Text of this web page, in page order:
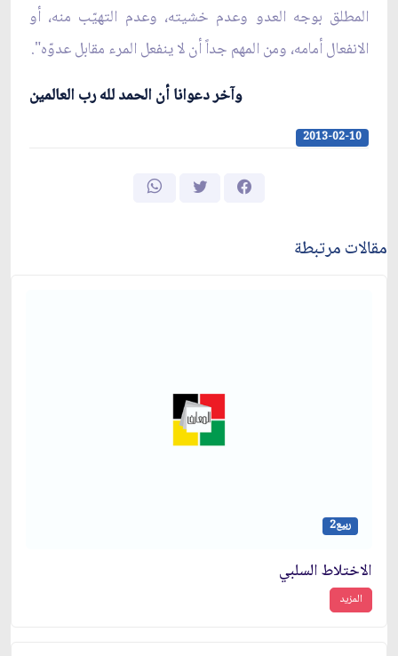
المطلق بوجه العدو وعدم خشيته، وعدم التهيّب منه، أو
الانفعال أمامه، ومن المهم جداً أن لا ينفعل المرء مقابل عدوّه".
وآخر دعوانا أن الحمد لله رب العالمين
2013-02-10
مقالات مرتبطة
ربيع2
الاختلاط السلبي
المزيد